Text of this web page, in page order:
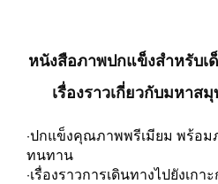
หนังสือภาพปกแข็งสำหรับเ
เรื่องราวเกี่ยวกับมหาส
·ปกแข็งคุณภาพพรีเมียม พร้อ
ทนทาน
·เรื่องราวการเดินทางไปยังเก